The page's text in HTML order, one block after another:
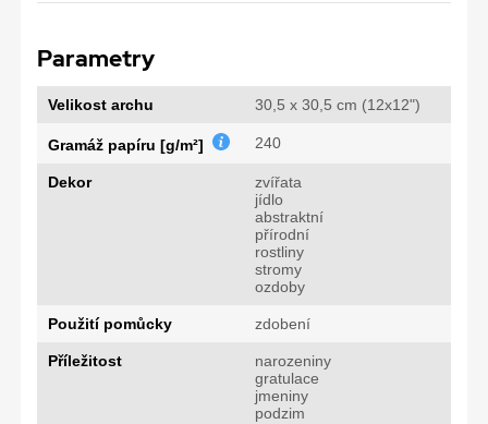
Parametry
Velikost archu 30,5 x 30,5 cm (12x12")
Gramáž papíru [g/m²] 240
Dekor
zvířata
jídlo
abstraktní
přírodní
rostliny
stromy
ozdoby
Použití pomůcky zdobení
Příležitost
narozeniny
gratulace
jmeniny
podzim